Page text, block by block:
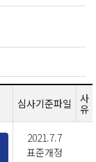
심사기준파일
사
유
2021.7.7
표준개정